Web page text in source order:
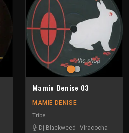
Mamie Denise 03
MAMIE DENISE
Tribe
Dj Blackweed - Viracocha